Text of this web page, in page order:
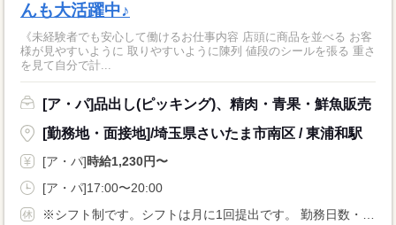
んも大活躍中♪
《未経験者でも安心して働けるお仕事内容 店頭に商品を並べる お客
様が見やすいように 取りやすいように陳列 値段のシールを張る 重さ
を見て自分で計...
[ア・パ]品出し(ピッキング)、精肉・青果・鮮魚販売
[勤務地・面接地]/埼玉県さいたま市南区 / 東浦和駅
[ア・パ]時給1,230円〜
[ア・パ]17:00〜20:00
※シフト制です。シフトは月に1回提出です。 勤務日数・曜日等お気軽にご相談下さい★☆★